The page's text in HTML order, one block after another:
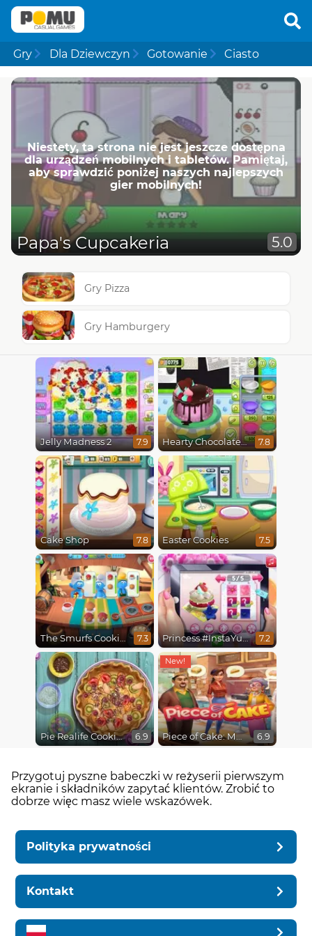
Gry Dla Dziewczyn Gotowanie Ciasto
Niestety, ta strona nie jest jeszcze dostępna
dla urządzeń mobilnych i tabletów. Pamiętaj,
aby sprawdzić poniżej naszych najlepszych
gier mobilnych!
Papa's Cupcakeria 5.0
Gry Pizza
Gry Hamburgery
Jelly Madness 2 7.9 Hearty Chocolate Cake 7.8
Cake Shop 7.8 Easter Cookies 7.5
The Smurfs Cooking 7.3 Princess #InstaYuuum Macarons & Flowers 7.2
Pie Realife Cooking 6.9 Piece of Cake: Merge & Bake 6.9
Przygotuj pyszne babeczki w reżyserii pierwszym
ekranie i składników zapytać klientów. Zrobić to
dobrze więc masz wiele wskazówek.
Polityka prywatności
Kontakt